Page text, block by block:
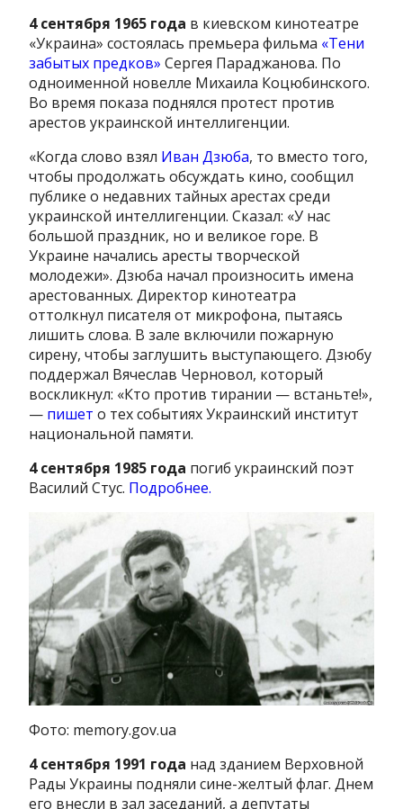
4 сентября 1965 года в киевском кинотеатре
«Украина» состоялась премьера фильма «Тени
забытых предков» Сергея Параджанова. По
одноименной новелле Михаила Коцюбинского.
Во время показа поднялся протест против
арестов украинской интеллигенции.
«Когда слово взял Иван Дзюба, то вместо того,
чтобы продолжать обсуждать кино, сообщил
публике о недавних тайных арестах среди
украинской интеллигенции. Сказал: «У нас
большой праздник, но и великое горе. В
Украине начались аресты творческой
молодежи». Дзюба начал произносить имена
арестованных. Директор кинотеатра
оттолкнул писателя от микрофона, пытаясь
лишить слова. В зале включили пожарную
сирену, чтобы заглушить выступающего. Дзюбу
поддержал Вячеслав Черновол, который
воскликнул: «Кто против тирании — встаньте!»,
— пишет о тех событиях Украинский институт
национальной памяти.
4 сентября 1985 года погиб украинский поэт
Василий Стус. Подробнее.
Фото: memory.gov.ua
4 сентября 1991 года над зданием Верховной
Рады Украины подняли сине-желтый флаг. Днем
его внесли в зал заседаний, а депутаты